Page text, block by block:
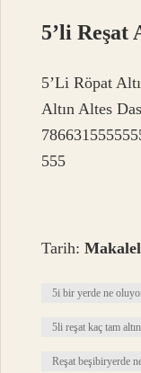
5’li Reşat
5’Li Röpat
Altın Altes
555
Tarih:
5i bir yerde ne
5li reşat kaç tam
Reşat beşibiryerde